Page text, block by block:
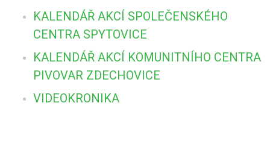
KALENDÁŘ AKCÍ SPOLEČENSKÉHO
CENTRA SPYTOVICE
KALENDÁŘ AKCÍ KOMUNITNÍHO CENTRA
PIVOVAR ZDECHOVICE
VIDEOKRONIKA